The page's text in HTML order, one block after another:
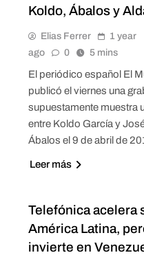
Koldo, Ábalos y
Elias Ferrer
1 year
ago
0 5 mins
El periódico español El
publicó el viernes una
supuestamente muestra
entre Koldo García y
Ábalos el 9 de abril de
Leer más
Telefónica acelera
América Latina,
invierte en